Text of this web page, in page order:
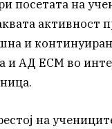
посетата на
активност
и
и АД ЕСМ во
на